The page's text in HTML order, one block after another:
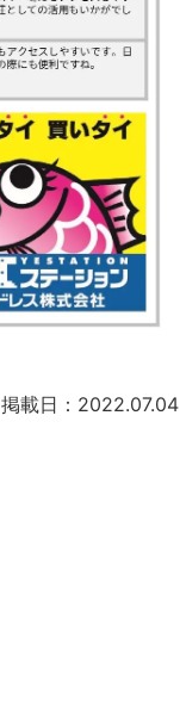
掲載日：2022.07.04